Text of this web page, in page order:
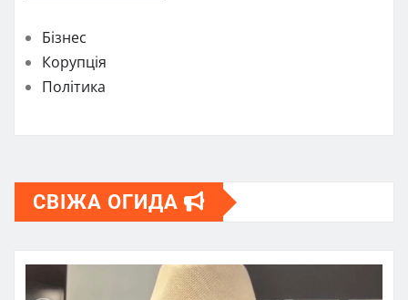
Бізнес
Корупція
Політика
СВІЖА ОГИДА